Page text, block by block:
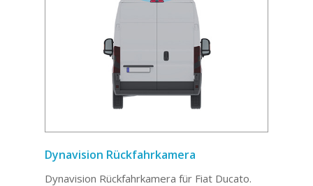
Dynavision Rückfahrkamera
Dynavision Rückfahrkamera für Fiat Ducato.